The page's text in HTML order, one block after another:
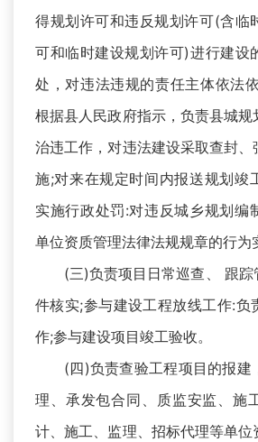
得规划许可和违反规划许可(含临
可和临时建设规划许可)进行建设
处，对违法违规的责任主体依法
根据县人民政府指示，负责县城规
治违工作，对违法建设采取查封
施;对来在规定时间内报送规划竣
实施行政处罚:对违反城乡规划编
单位资质管理法律法规规章的行为
(三)负责项目日常巡查、 跟踪
件核实;参与建设工程放线工作:负
作;参与建设项目竣工验收。
(四)负责查验工程项目的报建
理、承发包合同、质监安监、施
计、施工、监理、招标代理等单位